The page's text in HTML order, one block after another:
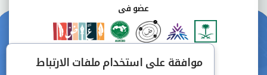
عضو فى
دفع آمن من خلال
موافقة على استخدام ملفات الارتباط